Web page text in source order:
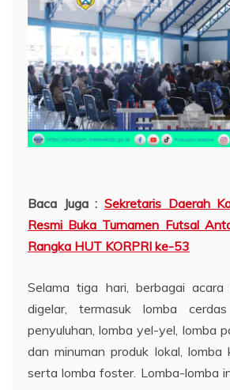
Baca Juga : Sekretaris Daerah
Resmi Buka Turnamen Futsal
Rangka HUT KORPRI ke-53
Selama tiga hari, berbagai acara
digelar, termasuk lomba
penyuluhan, lomba yel-yel, lomba
dan minuman produk lokal, lomba
serta lomba foster. Lomba-lomba